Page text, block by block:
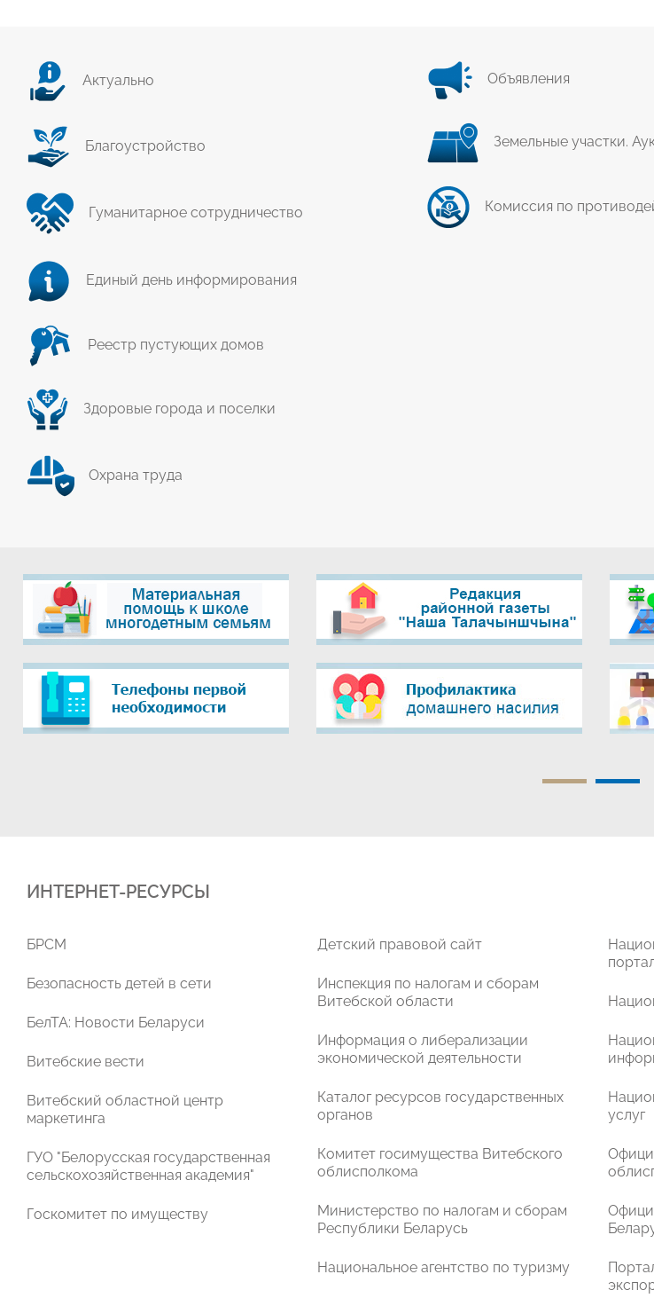
Актуально
Благоустройство
Гуманитарное сотрудничество
Единый день информирования
Объявления
Земельные участки.
Комиссия по
Реестр пустующих домов
Здоровые города и поселки
Охрана труда
ИНТЕРНЕТ-РЕСУРСЫ
БРСМ
Безопасность детей в сети
БелТА: Новости Беларуси
Витебские вести
Витебский областной центр
маркетинга
ГУО "Белорусская государственная
сельскохозяйственная академия"
Госкомитет по имуществу
Детский правовой сайт
Инспекция по налогам и сборам
Витебской области
Информация о либерализации
экономической деятельности
Каталог ресурсов государственных
органов
Комитет госимущества Витебского
облисполкома
Министерство по налогам и сборам
Республики Беларусь
Национальное агентство по туризму
услуг